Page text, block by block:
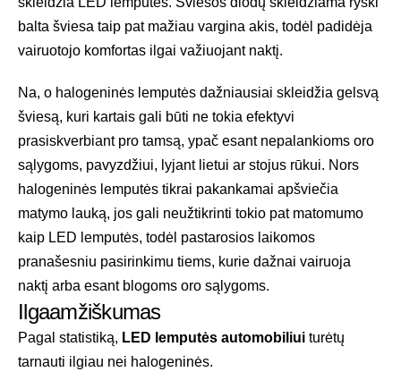
balta šviesa taip pat mažiau vargina akis, todėl padidėja
vairuotojo komfortas ilgai važiuojant naktį.
Na, o halogeninės lemputės dažniausiai skleidžia gelsvą
šviesą, kuri kartais gali būti ne tokia efektyvi
prasiskverbiant pro tamsą, ypač esant nepalankioms oro
sąlygoms, pavyzdžiui, lyjant lietui ar stojus rūkui. Nors
halogeninės lemputės tikrai pakankamai apšviečia
matymo lauką, jos gali neužtikrinti tokio pat matomumo
kaip LED lemputės, todėl pastarosios laikomos
pranašesniu pasirinkimu tiems, kurie dažnai vairuoja
naktį arba esant blogoms oro sąlygoms.
Ilgaamžiškumas
Pagal statistiką, LED lemputės automobiliui turėtų
tarnauti ilgiau nei halogeninės.